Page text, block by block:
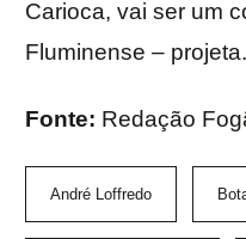
Carioca, vai ser um
Fluminense – projeta.
Fonte: Redação
André Loffredo